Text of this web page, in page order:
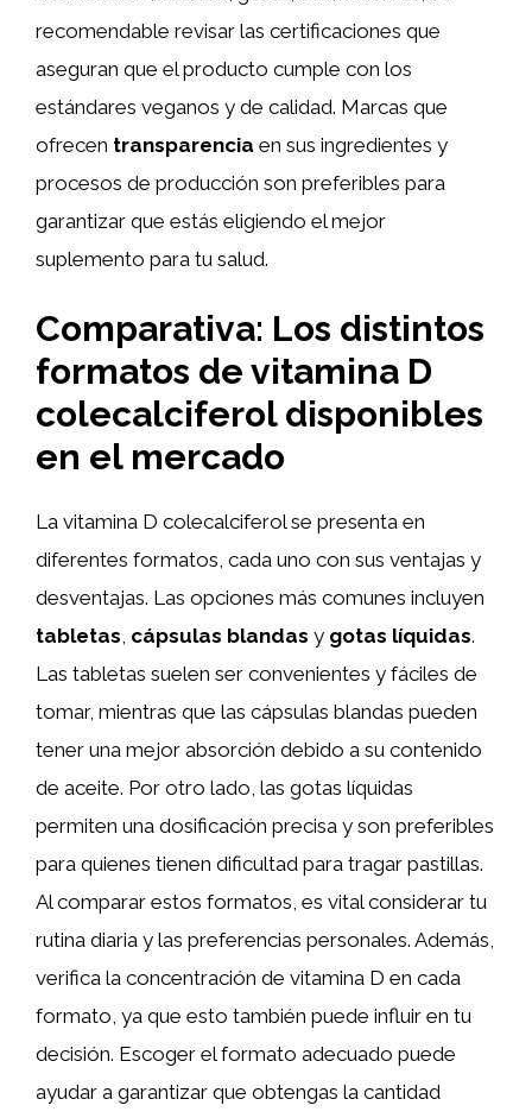
recomendable revisar las certificaciones que
aseguran que el producto cumple con los
estándares veganos y de calidad. Marcas que
ofrecen transparencia en sus ingredientes y
procesos de producción son preferibles para
garantizar que estás eligiendo el mejor
suplemento para tu salud.
Comparativa: Los distintos
formatos de vitamina D
colecalciferol disponibles
en el mercado
La vitamina D colecalciferol se presenta en
diferentes formatos, cada uno con sus ventajas y
desventajas. Las opciones más comunes incluyen
tabletas, cápsulas blandas y gotas líquidas.
Las tabletas suelen ser convenientes y fáciles de
tomar, mientras que las cápsulas blandas pueden
tener una mejor absorción debido a su contenido
de aceite. Por otro lado, las gotas líquidas
permiten una dosificación precisa y son preferibles
para quienes tienen dificultad para tragar pastillas.
Al comparar estos formatos, es vital considerar tu
rutina diaria y las preferencias personales. Además,
verifica la concentración de vitamina D en cada
formato, ya que esto también puede influir en tu
decisión. Escoger el formato adecuado puede
ayudar a garantizar que obtengas la cantidad